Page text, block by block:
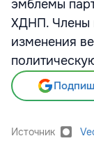
эмблемы
ХДНП. Члены
изменения
Источник